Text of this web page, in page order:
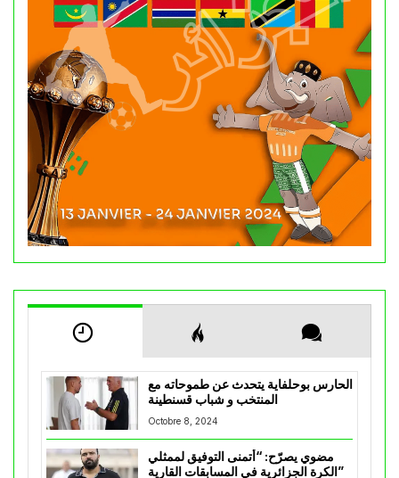
الحارس بوحلفاية يتحدث عن طموحاته مع
المنتخب و شباب قسنطينة
Octobre 8, 2024
مضوي يصرّح: “أتمنى التوفيق لممثلي
الكرة الجزائرية في المسابقات القارية”